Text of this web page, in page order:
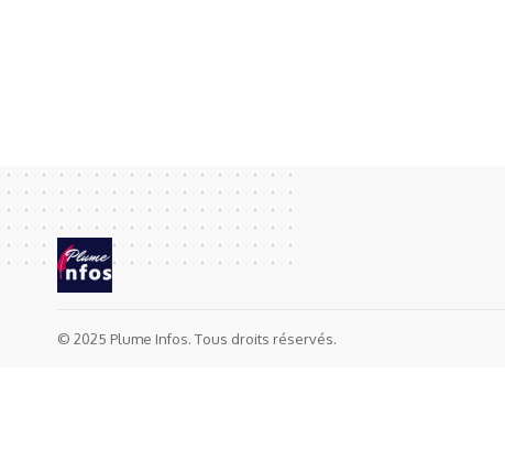
© 2025 Plume Infos. Tous droits réservés.